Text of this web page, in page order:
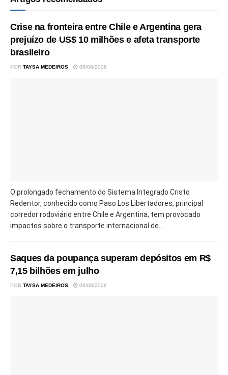
Crise na fronteira entre Chile e Argentina gera
prejuízo de US$ 10 milhões e afeta transporte
brasileiro
POR TAYSA MEDEIROS 08/08/2026
O prolongado fechamento do Sistema Integrado Cristo
Redentor, conhecido como Paso Los Libertadores, principal
corredor rodoviário entre Chile e Argentina, tem provocado
impactos sobre o transporte internacional de...
Saques da poupança superam depósitos em R$
7,15 bilhões em julho
POR TAYSA MEDEIROS 08/08/2026